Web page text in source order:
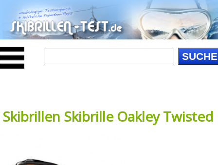
Skibrillen Skibrille Oakley Twisted